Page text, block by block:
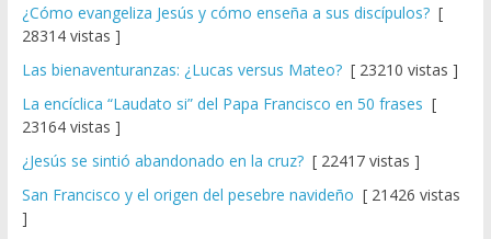
¿Cómo evangeliza Jesús y cómo enseña a sus discípulos?[
28314 vistas ]
Las bienaventuranzas: ¿Lucas versus Mateo?[ 23210 vistas ]
La encíclica “Laudato si” del Papa Francisco en 50 frases [
23164 vistas ]
¿Jesús se sintió abandonado en la cruz?[ 22417 vistas ]
San Francisco y el origen del pesebre navideño [ 21426 vistas
]